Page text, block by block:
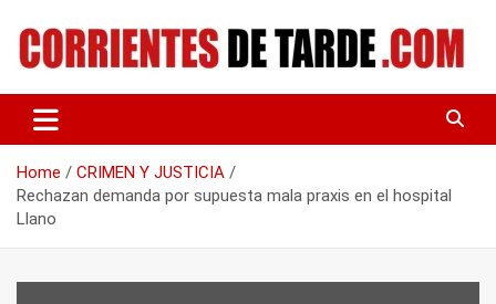
content
CORRIENTES DE TARDE
Home
CRIMEN Y JUSTICIA
Rechazan demanda por supuesta mala praxis en el hospital
Llano